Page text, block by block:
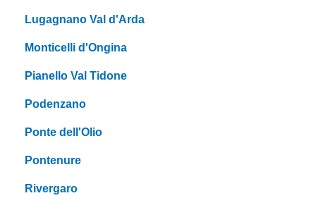
Lugagnano Val d'Arda
Monticelli d'Ongina
Pianello Val Tidone
Podenzano
Ponte dell'Olio
Pontenure
Rivergaro